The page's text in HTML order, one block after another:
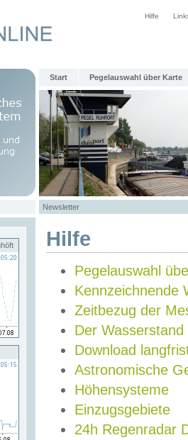
Hilfe
Start Pegelauswahl über Karte
Newsletter
Hilfe
Pegelauswahl
Kennzeichnende
Zeitbezug der
Der Wasserstand
Download
Astronomische
Höhensysteme
Einzugsgebiete
24h Regenradar